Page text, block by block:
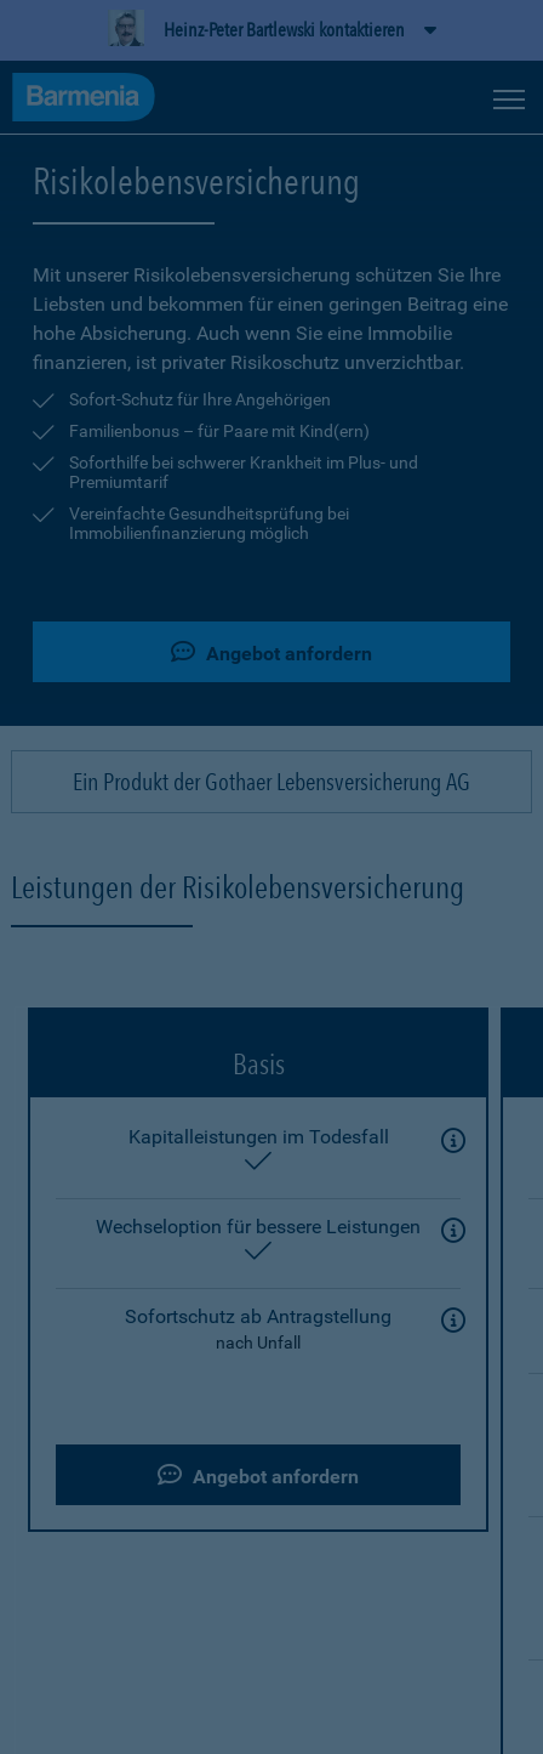
Heinz-Peter Bartlewski kontaktieren
Risikolebensversicherung
Mit unserer Risikolebensversicherung schützen Sie Ihre
Liebsten und bekommen für einen geringen Beitrag eine
hohe Ab­sicherung. Auch wenn Sie eine Immobilie
finanzieren, ist privater Risikoschutz unverzichtbar.
Sofort-Schutz für Ihre Angehörigen
Familienbonus – für Paare mit Kind(ern)
Soforthilfe bei schwerer Krankheit im Plus- und
Premiumtarif
Vereinfachte Gesundheitsprüfung bei
Immobilienfinanzierung möglich
Angebot anfordern
Ein Produkt der Gothaer Lebensversicherung AG
Leistungen der Risikolebensversicherung
Basis
Kapitalleistungen im Todesfall
Wechseloption für bessere Leistungen
Sofortschutz ab Antragstellung
nach Unfall
Angebot anfordern